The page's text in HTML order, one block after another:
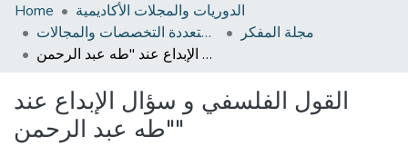
Home
الدوريات والمجلات الأكاديمية
مجلات متعددة التخصصات والمجالات
مجلة المفكر
القول الفلسفي و سؤال الإبداع عند "طه عبد الرحمن"
القول الفلسفي و سؤال الإبداع عند
"طه عبد الرحمن"